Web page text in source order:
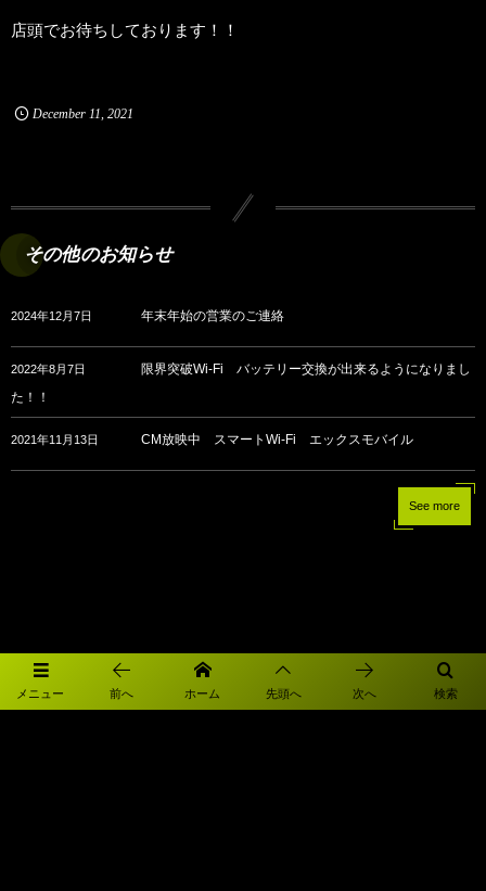
店頭でお待ちしております！！
December 11, 2021
その他のお知らせ
2024年12月7日 年末年始の営業のご連絡
2022年8月7日
限界突破Wi-Fi バッテリー交換が出来るようになりまし
た！！
2021年11月13日 CM放映中 スマートWi-Fi エックスモバイル
See more
メニュー 検索
前へ ホーム 先頭へ 次へ